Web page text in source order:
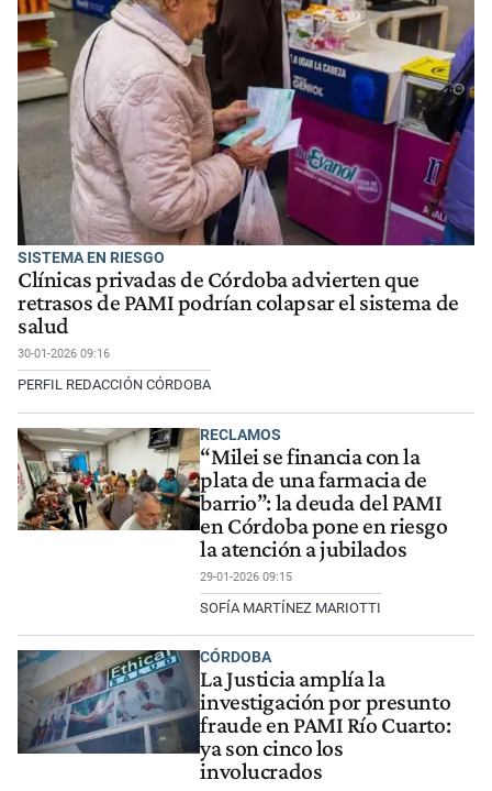
SISTEMA EN RIESGO
Clínicas privadas de Córdoba advierten que
retrasos de PAMI podrían colapsar el sistema de
salud
30-01-2026 09:16
PERFIL REDACCIÓN CÓRDOBA
RECLAMOS
“Milei se financia con la
plata de una farmacia de
barrio”: la deuda del PAMI
en Córdoba pone en riesgo
la atención a jubilados
29-01-2026 09:15
SOFÍA MARTÍNEZ MARIOTTI
CÓRDOBA
La Justicia amplía la
investigación por presunto
fraude en PAMI Río Cuarto:
ya son cinco los
involucrados